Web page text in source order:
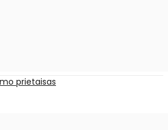
prietaisas